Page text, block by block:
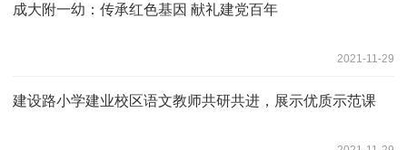
成大附一幼：传承红色基因 献礼建党百年
2021-11-29
建设路小学建业校区语文教师共研共进，展示优质示范课